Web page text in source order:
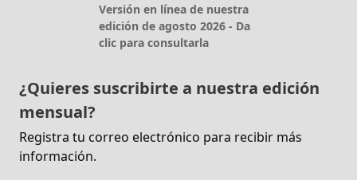
Versión en línea de nuestra
edición de agosto 2026 - Da
clic para consultarla
¿Quieres suscribirte a nuestra edición
mensual?
Registra tu correo electrónico para recibir más
información.